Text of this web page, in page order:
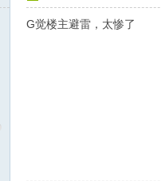
G觉楼主避雷，太惨了